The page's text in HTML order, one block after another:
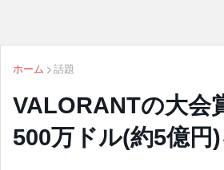
ホーム 話題
VALORANTの大会
500万ドル(約5億円